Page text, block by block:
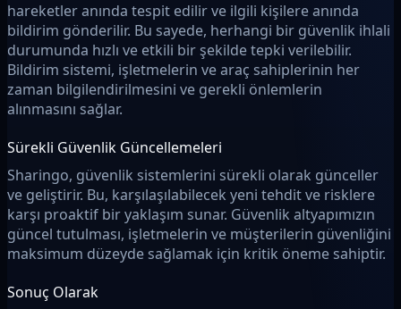
hareketler anında tespit edilir ve ilgili kişilere anında
bildirim gönderilir. Bu sayede, herhangi bir güvenlik ihlali
durumunda hızlı ve etkili bir şekilde tepki verilebilir.
Bildirim sistemi, işletmelerin ve araç sahiplerinin her
zaman bilgilendirilmesini ve gerekli önlemlerin
alınmasını sağlar.
Sürekli Güvenlik Güncellemeleri
Sharingo, güvenlik sistemlerini sürekli olarak günceller
ve geliştirir. Bu, karşılaşılabilecek yeni tehdit ve risklere
karşı proaktif bir yaklaşım sunar. Güvenlik altyapımızın
güncel tutulması, işletmelerin ve müşterilerin güvenliğini
maksimum düzeyde sağlamak için kritik öneme sahiptir.
Sonuç Olarak